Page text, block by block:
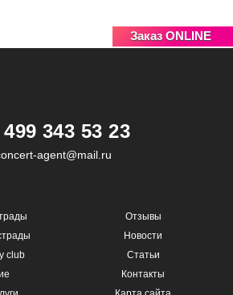
Заказ ONLINE
499 343 53 23
agent@mail.ru
club
Отзывы
Новости
Статьи
Контакты